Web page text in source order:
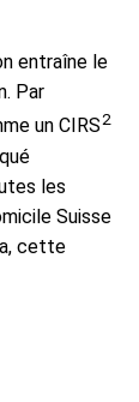
entraîne le
Par
un CIRS2
les
Suisse
cette